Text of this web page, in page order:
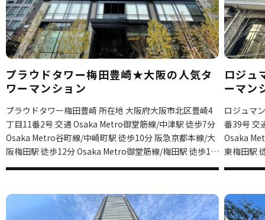
プラウドタワー梅田豊崎★大阪の人気タ
ワーマンション
プラウドタワー梅田豊崎 所在地 大阪府大阪市北区豊崎4
丁目11番2号 交通 Osaka Metro御堂筋線/中津駅 徒歩7分
Osaka Metro谷町線/中崎町駅 徒歩10分 阪急京都本線/大
阪梅田駅 徒歩12分 Osaka Metro御堂筋線/梅田駅 徒歩15
分 築年月 2023/1 構造 鉄筋コンクリート造 総階数 28階建
ロジュ
ーマン
ロジュマ
番39号 交
Osaka Metro堺
東梅田駅 徒歩8分 阪急京都本線/
月 2015/2